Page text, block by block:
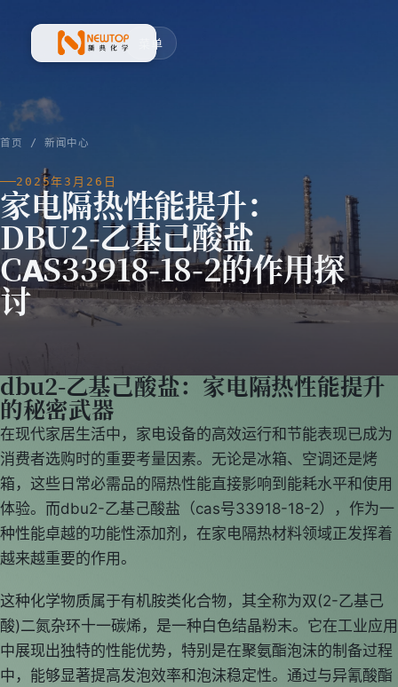
新典化学材料(上海)有限公司
菜单
首页 / 新闻中心
2025年3月26日
家电隔热性能提升：
DBU2-乙基己酸盐
CAS33918-18-2的作用探
讨
dbu2-乙基己酸盐：家电隔热性能提升
的秘密武器
在现代家居生活中，家电设备的高效运行和节能表现已成为
消费者选购时的重要考量因素。无论是冰箱、空调还是烤
箱，这些日常必需品的隔热性能直接影响到能耗水平和使用
体验。而dbu2-乙基己酸盐（cas号33918-18-2），作为一
种性能卓越的功能性添加剂，在家电隔热材料领域正发挥着
越来越重要的作用。
这种化学物质属于有机胺类化合物，其全称为双(2-乙基己
酸)二氮杂环十一碳烯，是一种白色结晶粉末。它在工业应用
中展现出独特的性能优势，特别是在聚氨酯泡沫的制备过程
中，能够显著提高发泡效率和泡沫稳定性。通过与异氰酸酯